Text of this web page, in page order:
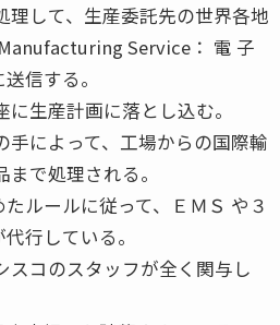
理して、生産委託先の世界各地
Service： 電 子
信する。
生産計画に落とし込む。
手によって、工場からの国際輸
で処理される。
ルールに従って、ＥＭＳ や３
行している。
スコのスタッフが全く関与し